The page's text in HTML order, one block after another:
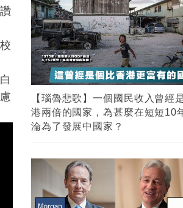
【金融知識】大摩vs摩根大通？
金融業界巨頭你能分清嗎？
5